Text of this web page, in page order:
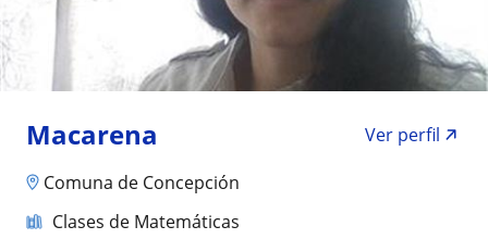
Macarena
Ver perfil
Comuna de Concepción
Clases de Matemáticas